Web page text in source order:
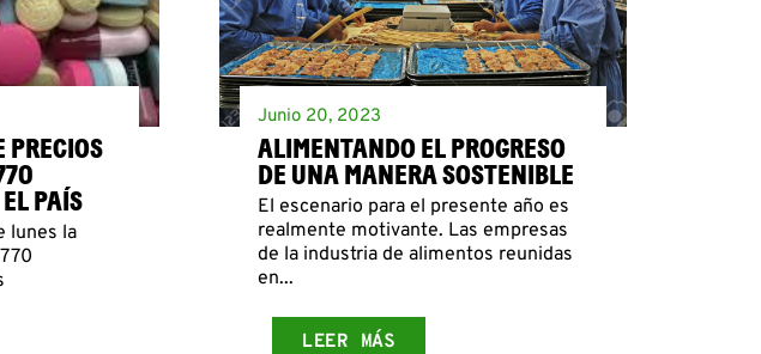
PRECIOS
PAÍS
lunes la
Junio 20, 2023
ALIMENTANDO EL PROGRESO
DE UNA MANERA SOSTENIBLE
El escenario para el presente año es
realmente motivante. Las empresas
de la industria de alimentos reunidas
en...
LEER MÁS